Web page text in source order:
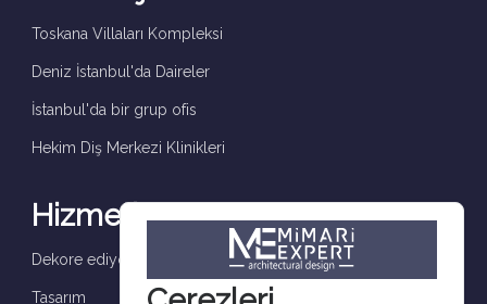
Toskana Villaları Kompleksi
Deniz İstanbul'da Daireler
İstanbul'da bir grup ofis
Hekim Diş Merkezi Klinikleri
Hizmetler
Dekore ediyoruz ve tamamlıyoruz
Tasarım